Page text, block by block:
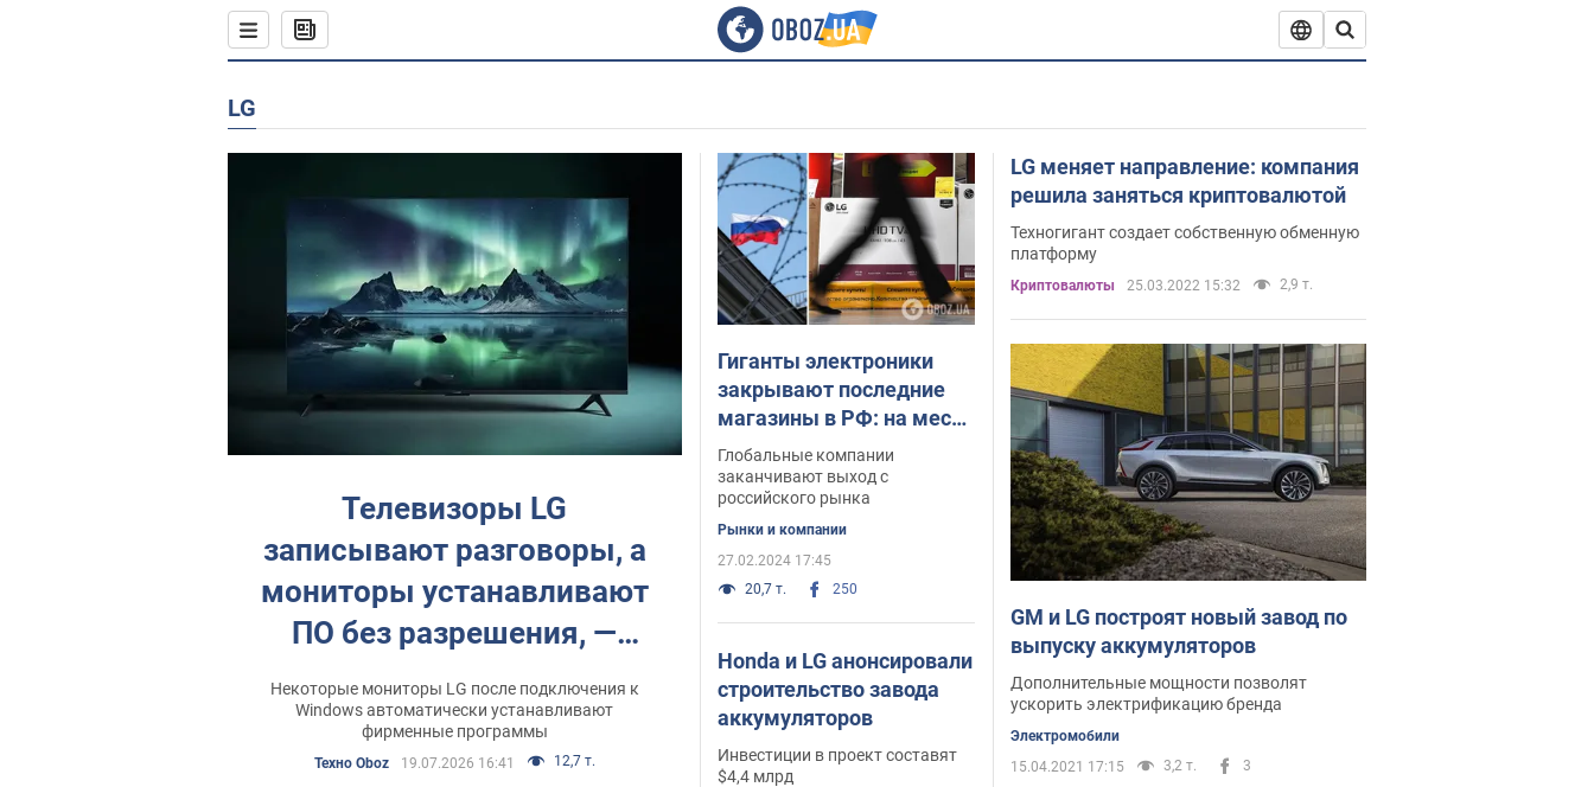
LG
Телевизоры LG
записывают разговоры, а
мониторы устанавливают
ПО без разрешения, —
журналисты
Некоторые мониторы LG после подключения к
Windows автоматически устанавливают
фирменные программы
Техно Oboz 19.07.2026 16:41 12,7 т.
Гиганты электроники
закрывают последние
магазины в РФ: на месте
LG, Bosch и Sony
появляются китайские и
турецкие точки
Глобальные компании
заканчивают выход с
российского рынка
Рынки и компании
27.02.2024 17:45
20,7 т.
250
Honda и LG анонсировали
строительство завода
аккумуляторов
Инвестиции в проект составят
$4,4 млрд
LG меняет направление: компания
решила заняться криптовалютой
Техногигант создает собственную обменную
платформу
Криптовалюты 25.03.2022 15:32 2,9 т.
GM и LG построят новый завод по
выпуску аккумуляторов
Дополнительные мощности позволят
ускорить электрификацию бренда
Электромобили
15.04.2021 17:15
3,2 т. 3